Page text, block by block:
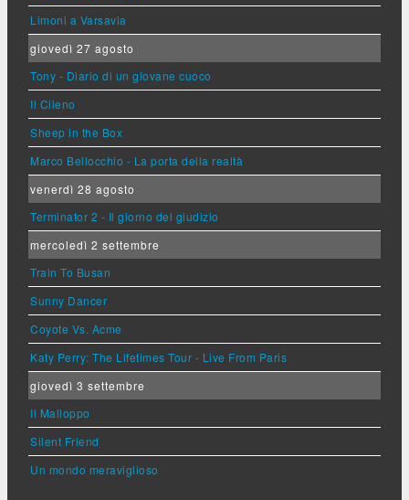
Limoni a Varsavia
giovedì 27 agosto
Tony - Diario di un giovane cuoco
Il Cileno
Sheep in the Box
Marco Bellocchio - La porta della realtà
venerdì 28 agosto
Terminator 2 - Il giorno del giudizio
mercoledì 2 settembre
Train To Busan
Sunny Dancer
Coyote Vs. Acme
Katy Perry: The Lifetimes Tour - Live From Paris
giovedì 3 settembre
Il Malloppo
Silent Friend
Un mondo meraviglioso